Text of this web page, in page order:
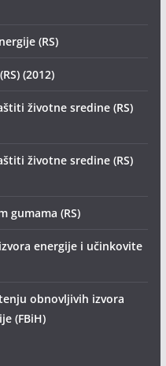
(RS)
(2012)
životne sredine (RS)
životne sredine (RS)
gumama (RS)
energije i učinkovite
obnovljivih izvora
(FBiH)